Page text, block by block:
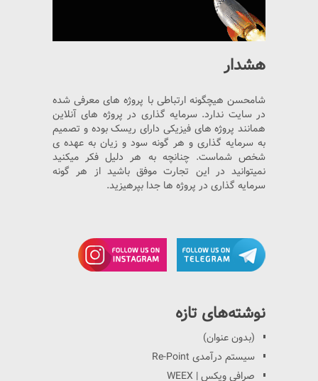
هشدار
شامحسن هیچگونه ارتباطی با پروژه های معرفی شده
در سایت ندارد. سرمایه گذاری در پروژه های آنلاین
همانند پروژه های فیزیکی دارای ریسک بوده و تصمیم
به سرمایه گذاری و هر گونه سود و زیان به عهده ی
شخص شماست. چنانچه به هر دلیل فکر میکنید
نمیتوانید در این تجارت موفق باشید از هر گونه
سرمایه گذاری در پروژه ها جدا بپرهیزید.
نوشته‌های تازه
(بدون عنوان)
سیستم درآمدی Re-Point
صرافی ویکس | WEEX